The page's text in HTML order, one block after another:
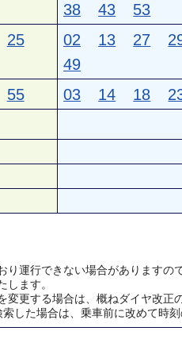
38
43 53
25
02 13 27
49
55 03 14 18
運行できない場合がありますので
ます。
変更する場合は、概ねダイヤ改
した場合は、乗車前に改めて時刻